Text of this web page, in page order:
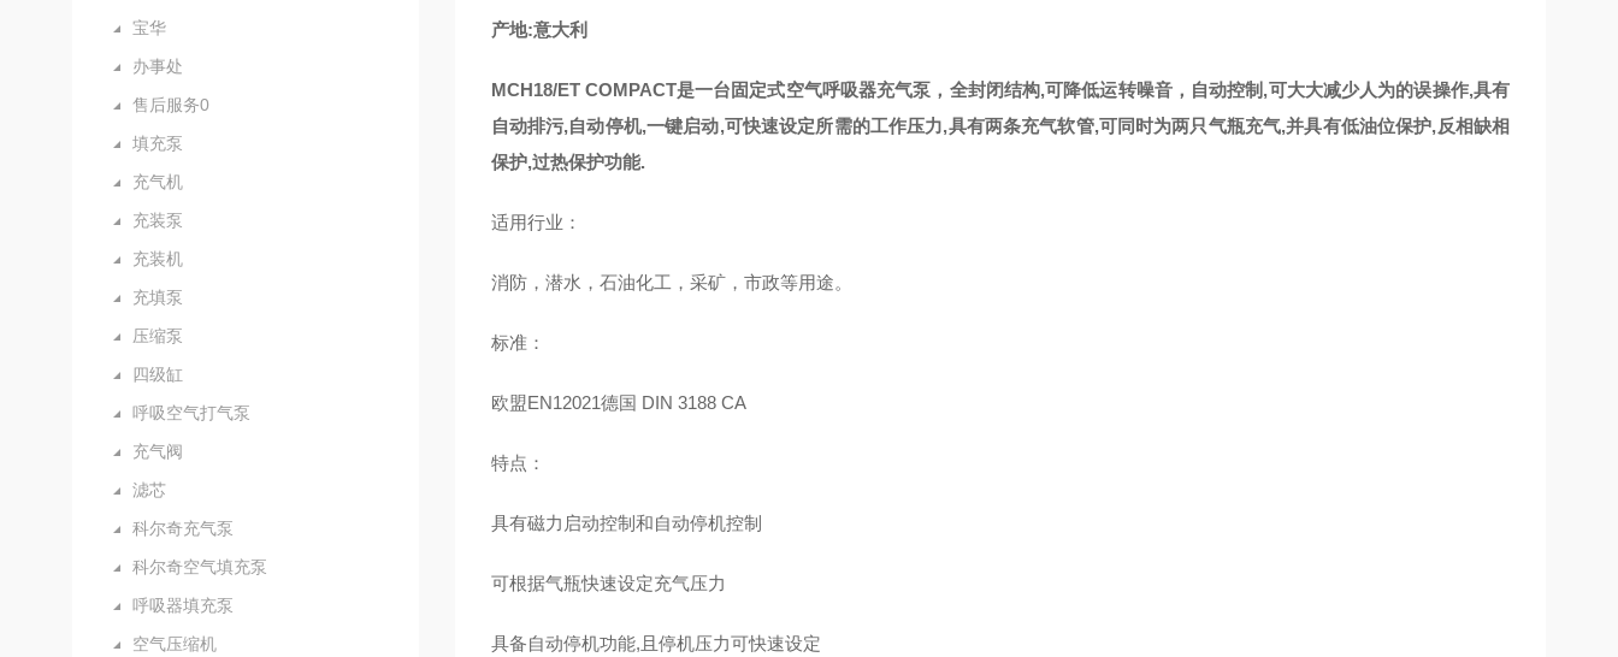
宝华
办事处
售后服务0
填充泵
充气机
充装泵
充装机
充填泵
压缩泵
四级缸
呼吸空气打气泵
充气阀
滤芯
科尔奇充气泵
科尔奇空气填充泵
呼吸器填充泵
空气压缩机
产地:意大利
MCH18/ET COMPACT是一台固定式空气呼吸器充气泵，全封闭结构,可降低运转噪音，自动控制,可大大减少人为的误操作,具有
自动排污,自动停机,一键启动,可快速设定所需的工作压力,具有两条充气软管,可同时为两只气瓶充气,并具有低油位保护,反相缺相
保护,过热保护功能.
适用行业：
消防，潜水，石油化工，采矿，市政等用途。
标准：
欧盟EN12021德国 DIN 3188 CA
特点：
具有磁力启动控制和自动停机控制
可根据气瓶快速设定充气压力
具备自动停机功能,且停机压力可快速设定